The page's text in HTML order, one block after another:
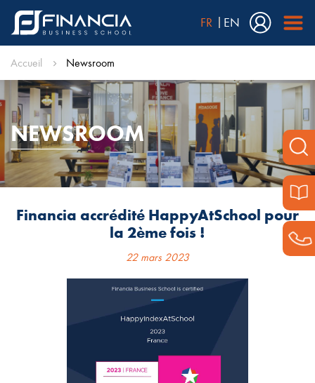
FR EN
Accueil Newsroom
NEWSROOM
Financia accrédité HappyAtSchool pour
la 2ème fois !
22 mars 2023